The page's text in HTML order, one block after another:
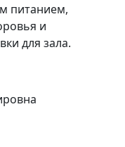
питанием,
и
для зала.